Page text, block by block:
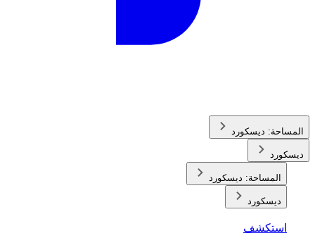
المساحة: ديسكورد
ديسكورد
المساحة: ديسكورد
ديسكورد
استكشف